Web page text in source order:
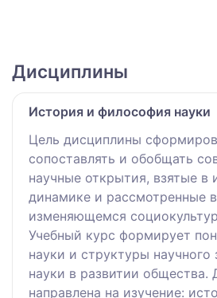
Дисциплины
История и философия науки
Цель дисциплины
сопоставлять и обобщать
научные открытия, взятые в
динамике и рассмотренные
изменяющемся
Учебный курс формирует
науки и структуры научного
науки в развитии общества.
направлена на изучение: